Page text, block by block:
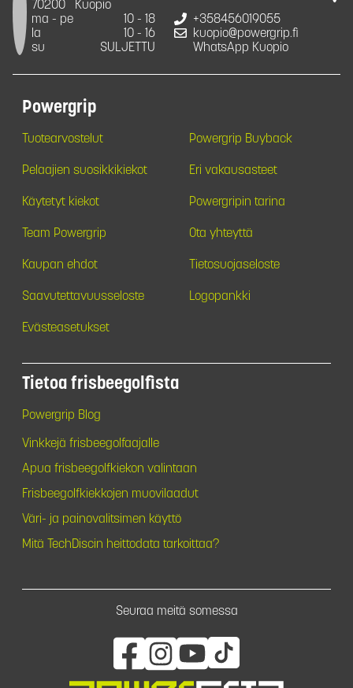
70200
Kuopio
ma - pe
10 - 18
la
10 - 16
su
SULJETTU
+358456019055
kuopio@powergrip.fi
WhatsApp Kuopio
Powergrip
Tuotearvostelut Powergrip Buyback
Pelaajien suosikkikiekot Eri vakausasteet
Käytetyt kiekot Powergripin tarina
Team Powergrip Ota yhteyttä
Kaupan ehdot Tietosuojaseloste
Saavutettavuusseloste Logopankki
Evästeasetukset
Tietoa frisbeegolfista
Powergrip Blog
Vinkkejä frisbeegolfaajalle
Apua frisbeegolfkiekon valintaan
Frisbeegolfkiekkojen muovilaadut
Väri- ja painovalitsimen käyttö
Mitä TechDiscin heittodata tarkoittaa?
Seuraa meitä somessa